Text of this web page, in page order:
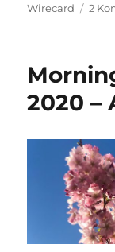
Wirecard
2
2020 –